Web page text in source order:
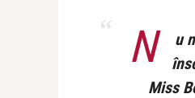
N
u
Miss